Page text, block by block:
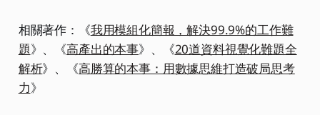
相關著作：《我用模組化簡報，解決99.9%的工作難
題》、《高產出的本事》、《20道資料視覺化難題全
解析》、《高勝算的本事：用數據思維打造破局思考
力》